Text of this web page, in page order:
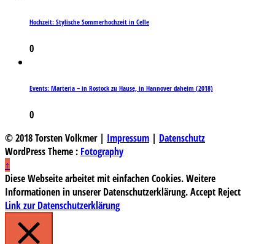
Hochzeit: Stylische Sommerhochzeit in Celle
0
Events: Marteria – in Rostock zu Hause, in Hannover daheim (2018)
0
© 2018 Torsten Volkmer | Impressum | Datenschutz
WordPress Theme : Fotography
↑
Diese Webseite arbeitet mit einfachen Cookies. Weitere
Informationen in unserer Datenschutzerklärung.Accept Reject
Link zur Datenschutzerklärung